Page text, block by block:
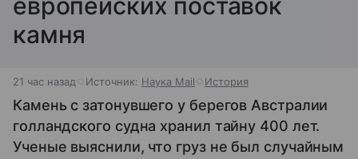
европейских поставок
камня
21 час назад Источник: Наука Mail История
Камень с затонувшего у берегов Австралии
голландского судна хранил тайну 400 лет.
Ученые выяснили, что груз не был случайным